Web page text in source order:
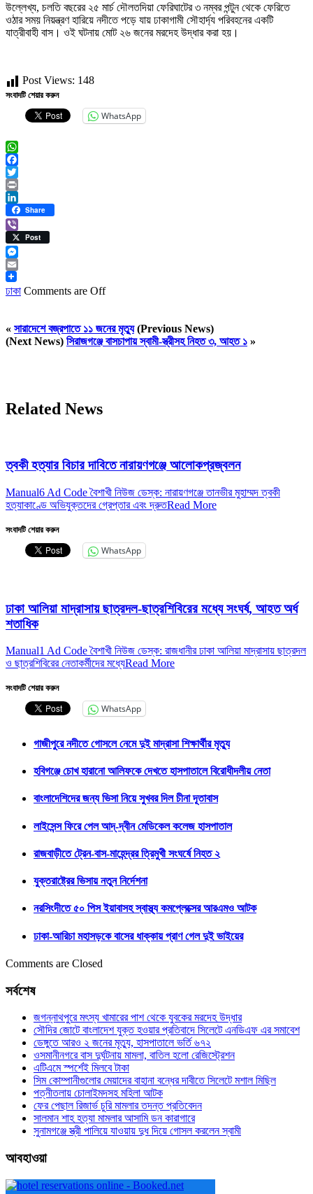
উল্লেখ্য, চলতি বছরের ২৫ মার্চ দৌলতদিয়া ফেরিঘাটের ৩ নম্বর পন্টুন থেকে ফেরিতে
ওঠার সময় নিয়ন্ত্রণ হারিয়ে নদীতে পড়ে যায় ঢাকাগামী সৌহার্দ্য পরিবহনের একটি
যাত্রীবাহী বাস। ওই ঘটনায় মোট ২৬ জনের মরদেহ উদ্ধার করা হয়।
Post Views: 148
সংবাদটি শেয়ার করুন
WhatsApp
WhatsApp
Facebook
Twitter
Print
LinkedIn
Share
ViberPost
Messenger
Email
ঢাকা Comments are Off
« সারাদেশে বজ্রপাতে ১১ জনের মৃত্যু(Previous News)
(Next News) সিরাজগঞ্জে বাসচাপায় স্বামী-স্ত্রীসহ নিহত ৩, আহত ১ »
Related News
ত্বকী হত্যার বিচার দাবিতে নারায়ণগঞ্জে আলোকপ্রজ্বলন
Manual6 Ad Code বৈশাখী নিউজ ডেস্ক: নারায়ণগঞ্জে তানভীর মুহাম্মদ ত্বকী
হত্যাকাণ্ডে অভিযুক্তদের গ্রেপ্তার এবং দ্রুতRead More
সংবাদটি শেয়ার করুন
WhatsApp
ঢাকা আলিয়া মাদ্রাসায় ছাত্রদল-ছাত্রশিবিরের মধ্যে সংঘর্ষ, আহত অর্ধ
শতাধিক
Manual1 Ad Code বৈশাখী নিউজ ডেস্ক: রাজধানীর ঢাকা আলিয়া মাদ্রাসায় ছাত্রদল
ও ছাত্রশিবিরের নেতাকর্মীদের মধ্যেRead More
সংবাদটি শেয়ার করুন
WhatsApp
গাজীপুরে নদীতে গোসলে নেমে দুই মাদ্রাসা শিক্ষার্থীর মৃত্যু
হবিগঞ্জে চোখ হারানো আলিফকে দেখতে হাসপাতালে বিরোধীদলীয় নেতা
বাংলাদেশিদের জন্য ভিসা নিয়ে সুখবর দিল চীনা দূতাবাস
লাইসেন্স ফিরে পেল আদ্-দ্বীন মেডিকেল কলেজ হাসপাতাল
রাজবাড়ীতে ট্রেন-বাস-মাহেন্দ্রর ত্রিমুখী সংঘর্ষে নিহত ২
যুক্তরাষ্ট্রের ভিসায় নতুন নির্দেশনা
নরসিংদীতে ৫০ পিস ইয়াবাসহ স্বাস্থ্য কমপ্লেক্সের আরএমও আটক
ঢাকা-আরিচা মহাসড়কে বাসের ধাক্কায় প্রাণ গেল দুই ভাইয়ের
Comments are Closed
সর্বশেষ
জগন্নাথপুরে মৎস্য খামারের পাশ থেকে যুবকের মরদেহ উদ্ধার
সৌদির জোটে বাংলাদেশ যুক্ত হওয়ার প্রতিবাদে সিলেটে এনডিএফ এর সমাবেশ
ডেঙ্গুতে আরও ২ জনের মৃত্যু, হাসপাতালে ভর্তি ৬৭২
ওসমানীনগরে বাস দুর্ঘটনায় মামলা, বাতিল হলো রেজিস্ট্রেশন
এটিএমে স্পর্শেই মিলবে টাকা
সিম কোম্পানীগুলোর মেয়াদের বাহানা বন্ধের দাবীতে সিলেটে মশাল মিছিল
পত্নীতলায় চোলাইমদসহ মহিলা আটক
ফের পেছাল রিজার্ভ চুরি মামলার তদন্ত প্রতিবেদন
সালমান শাহ হত্যা মামলার আসামি ডন কারাগারে
সুনামগঞ্জে স্ত্রী পালিয়ে যাওয়ায় দুধ দিয়ে গোসল করলেন স্বামী
আবহাওয়া